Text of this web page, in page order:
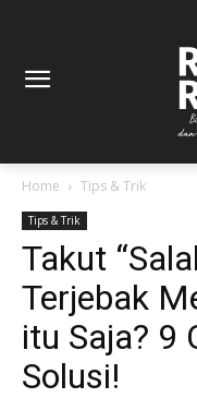
Home Tips & Trik
Tips & Trik
Takut
Terjebak
itu Saja? 9
Solusi!